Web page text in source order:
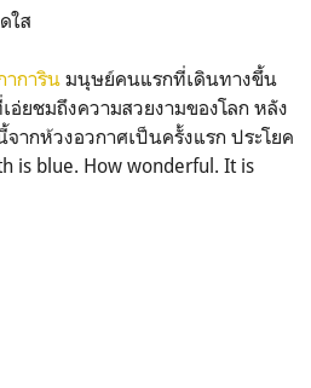
ใส
าการิน มนุษย์คนแรกที่เดินทางขึ้น
อ่ยชมถึงความสวยงามของโลก หลัง
ากห้วงอวกาศเป็นครั้งแรก ประโยค
is blue. How wonderful. It is